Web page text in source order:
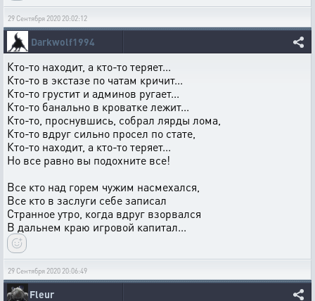
29 Сентября 2020 20:02:12
Darkwolf1994
Кто-то находит, а кто-то теряет...
Кто-то в экстазе по чатам кричит...
Кто-то грустит и админов ругает...
Кто-то банально в кроватке лежит...
Кто-то, проснувшись, собрал лярды лома,
Кто-то вдруг сильно просел по стате,
Кто-то находит, а кто-то теряет...
Но все равно вы подохните все!
Все кто над горем чужим насмехался,
Все кто в заслуги себе записал
Странное утро, когда вдруг взорвался
В дальнем краю игровой капитал...
29 Сентября 2020 20:06:49
Fleur